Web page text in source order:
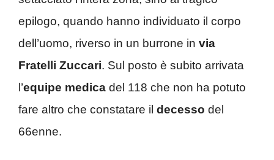
epilogo, quando hanno individuato il corpo
dell’uomo, riverso in un burrone in via
Fratelli Zuccari. Sul posto è subito arrivata
l’equipe medica del 118 che non ha potuto
fare altro che constatare il decesso del
66enne.